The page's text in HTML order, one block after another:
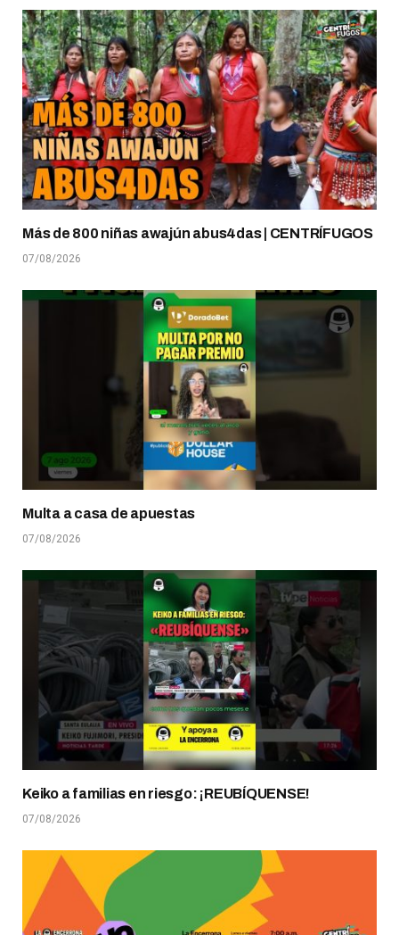
Más de 800 niñas awajún abus4das | CENTRÍFUGOS
07/08/2026
Multa a casa de apuestas
07/08/2026
Keiko a familias en riesgo: ¡REUBÍQUENSE!
07/08/2026